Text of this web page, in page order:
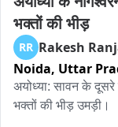
भक्तों की भीड़
RR Rakesh
Noida, Uttar
अयोध्या: सावन के दूसरे
भक्तों की भीड़ उमड़ी।